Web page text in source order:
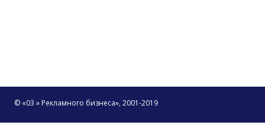
© «03 » Рекламного бизнеса», 2001-2019